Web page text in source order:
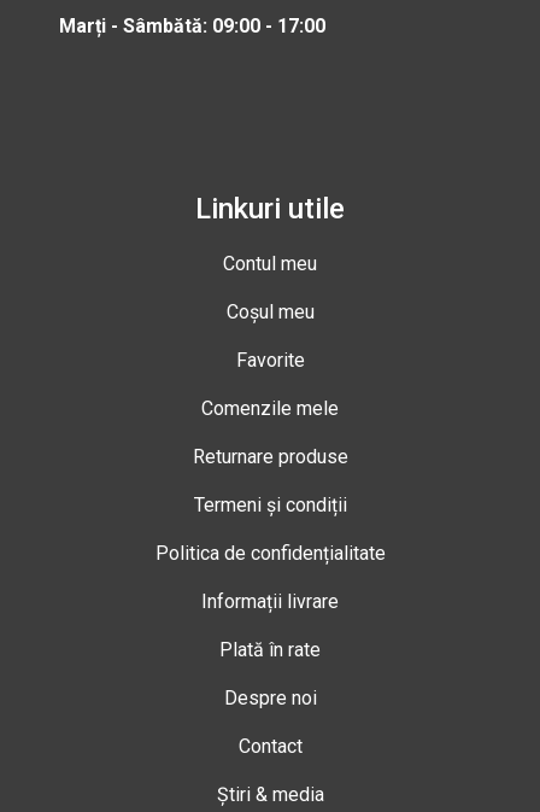
Marți - Sâmbătă: 09:00 - 17:00
Linkuri utile
Contul meu
Coșul meu
Favorite
Comenzile mele
Returnare produse
Termeni și condiții
Politica de confidențialitate
Informații livrare
Plată în rate
Despre noi
Contact
Știri & media